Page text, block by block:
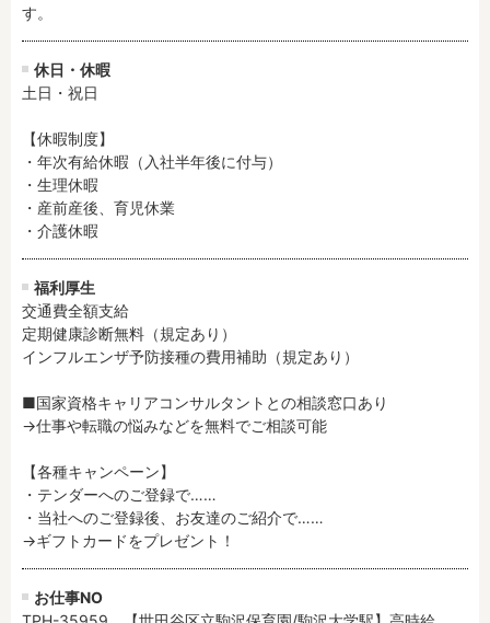
す。
休日・休暇
土日・祝日
【休暇制度】
・年次有給休暇（入社半年後に付与）
・生理休暇
・産前産後、育児休業
・介護休暇
福利厚生
交通費全額支給
定期健康診断無料（規定あり）
インフルエンザ予防接種の費用補助（規定あり）
■国家資格キャリアコンサルタントとの相談窓口あり
→仕事や転職の悩みなどを無料でご相談可能
【各種キャンペーン】
・テンダーへのご登録で……
・当社へのご登録後、お友達のご紹介で……
→ギフトカードをプレゼント！
お仕事NO